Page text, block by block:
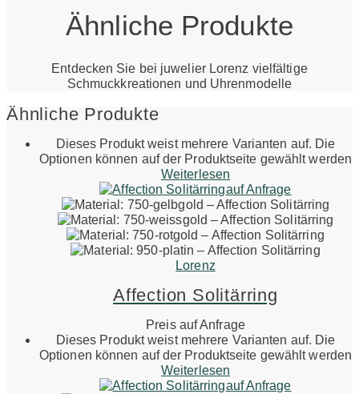
Ähnliche Produkte
Entdecken Sie bei juwelier Lorenz vielfältige
Schmuckkreationen und Uhrenmodelle
Ähnliche Produkte
Dieses Produkt weist mehrere Varianten auf. Die
Optionen können auf der Produktseite gewählt werden
Weiterlesen
auf Anfrage
Lorenz
Affection Solitärring
Preis auf Anfrage
Dieses Produkt weist mehrere Varianten auf. Die
Optionen können auf der Produktseite gewählt werden
Weiterlesen
auf Anfrage